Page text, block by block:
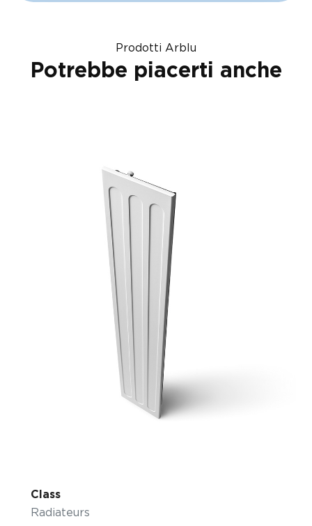
Prodotti Arblu
Potrebbe piacerti anche
Class
Radiateurs